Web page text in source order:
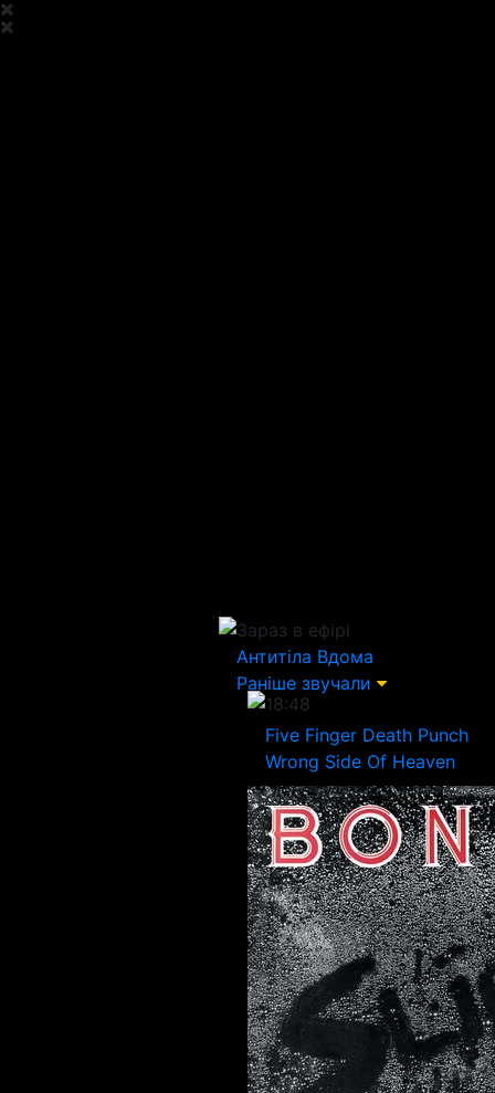
Зараз в ефірі
Антитіла Вдома
Раніше звучали
18:48
Five Finger Death Punch
Wrong Side Of Heaven